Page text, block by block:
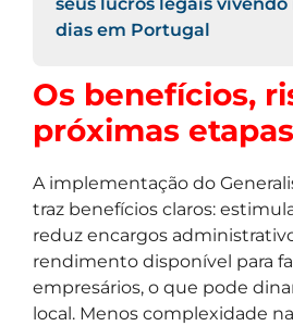
dias em Portugal
Os benefícios,
próximas etapas
A implementação do
traz benefícios claros:
reduz encargos
rendimento disponível para
empresários, o que pode
local. Menos complexidade